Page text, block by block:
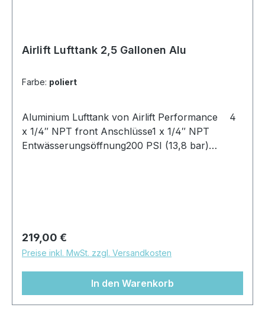
Airlift Lufttank 2,5 Gallonen Alu
Farbe: poliert
Aluminium Lufttank von Airlift Performance 4
x 1/4″ NPT front Anschlüsse1 x 1/4″ NPT
Entwässerungsöffnung200 PSI (13,8 bar)
Regulärer Preis:
219,00 €
Preise inkl. MwSt. zzgl. Versandkosten
In den Warenkorb